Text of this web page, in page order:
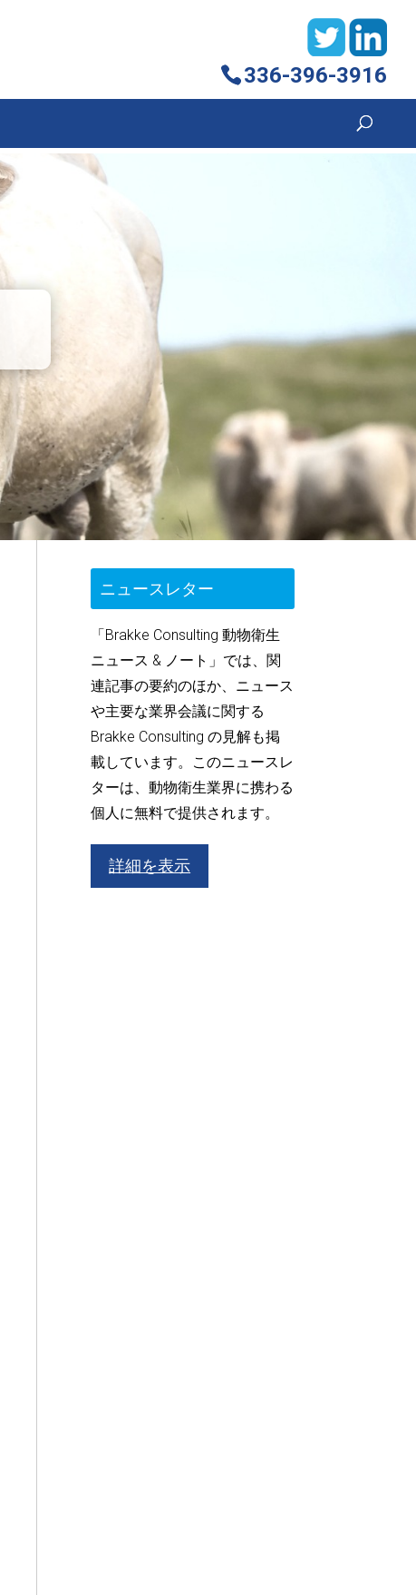
336-396-3916
ニュースレター
「Brakke Consulting 動物衛生
ニュース & ノート」では、関
連記事の要約のほか、ニュース
や主要な業界会議に関する
Brakke Consulting の見解も掲
載しています。このニュースレ
ターは、動物衛生業界に携わる
個人に無料で提供されます。
詳細を表示